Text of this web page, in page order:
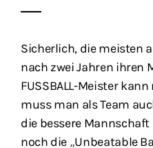
Sicherlich, die meisten
nach zwei Jahren ihren
FUSSBALL-Meister
muss man als Team
die bessere
noch die „Unbeatable